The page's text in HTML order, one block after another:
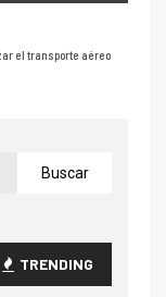
el transporte aéreo
TRENDING